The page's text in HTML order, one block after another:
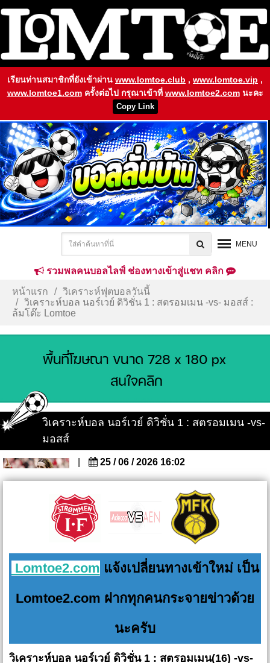
เรียนท่านสมาชิกที่ยังเข้าผ่าน www.lomtoe.club , www.lomtoe.vip ,
www.lomtoe1.com ครั้งต่อไป กรุณาเข้าที่ www.lomtoe2.comนะคะ
Copy Link
MENU
รวมพลคนบอลไลฟ์ ช่องทางเข้าสู่แชท คลิก
หน้าแรก
วิเคราะห์ฟุตบอลวันนี้
วิเคราะห์บอล นอร์เวย์ ดิวิชั่น 1 : สตรอมเมน -vs- มอสส์ :
ล้มโต๊ะ Lomtoe
วิเคราะห์บอล นอร์เวย์ ดิวิชั่น 1 : สตรอมเมน -vs-
มอสส์
25 / 06 / 2026 16:02
Lomtoe2.com แจ้งเปลี่ยนทางเข้าใหม่ เป็น
Lomtoe2.com ฝากทุกคนกระจายข่าวด้วย
นะครับ
วิเคราะห์บอล นอร์เวย์ ดิวิชั่น 1 : สตรอมเมน(16) -vs-